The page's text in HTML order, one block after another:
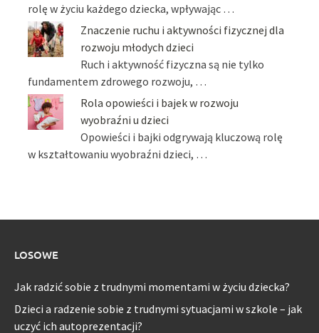
rolę w życiu każdego dziecka, wpływając …
Znaczenie ruchu i aktywności fizycznej dla
rozwoju młodych dzieci
Ruch i aktywność fizyczna są nie tylko
fundamentem zdrowego rozwoju, …
Rola opowieści i bajek w rozwoju
wyobraźni u dzieci
Opowieści i bajki odgrywają kluczową rolę
w kształtowaniu wyobraźni dzieci, …
LOSOWE
Jak radzić sobie z trudnymi momentami w życiu dziecka?
Dzieci a radzenie sobie z trudnymi sytuacjami w szkole – jak
uczyć ich autoprezentacji?